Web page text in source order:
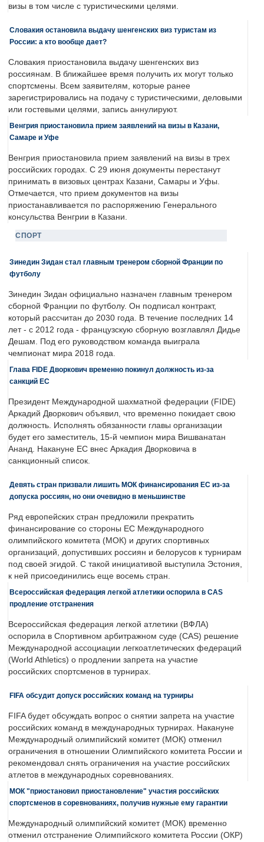
визы в том числе с туристическими целями.
Словакия остановила выдачу шенгенских виз туристам из
России: а кто вообще дает?
Словакия приостановила выдачу шенгенских виз
россиянам. В ближайшее время получить их могут только
спортсмены. Всем заявителям, которые ранее
зарегистрировались на подачу с туристическими, деловыми
или гостевыми целями, запись аннулируют.
Венгрия приостановила прием заявлений на визы в Казани,
Самаре и Уфе
Венгрия приостановила прием заявлений на визы в трех
российских городах. С 29 июня документы перестанут
принимать в визовых центрах Казани, Самары и Уфы.
Отмечается, что прием документов на визы
приостанавливается по распоряжению Генерального
консульства Венгрии в Казани.
СПОРТ
Зинедин Зидан стал главным тренером сборной Франции по
футболу
Зинедин Зидан официально назначен главным тренером
сборной Франции по футболу. Он подписал контракт,
который рассчитан до 2030 года. В течение последних 14
лет - с 2012 года - французскую сборную возглавлял Дидье
Дешам. Под его руководством команда выиграла
чемпионат мира 2018 года.
Глава FIDE Дворкович временно покинул должность из-за
санкций ЕС
Президент Международной шахматной федерации (FIDE)
Аркадий Дворкович объявил, что временно покидает свою
должность. Исполнять обязанности главы организации
будет его заместитель, 15-й чемпион мира Вишванатан
Ананд. Накануне ЕС внес Аркадия Дворковича в
санкционный список.
Девять стран призвали лишить МОК финансирования ЕС из-за
допуска россиян, но они очевидно в меньшинстве
Ряд европейских стран предложили прекратить
финансирование со стороны ЕС Международного
олимпийского комитета (МОК) и других спортивных
организаций, допустивших россиян и белорусов к турнирам
под своей эгидой. С такой инициативой выступила Эстония,
к ней присоединились еще восемь стран.
Всероссийская федерация легкой атлетики оспорила в CAS
продление отстранения
Всероссийская федерация легкой атлетики (ВФЛА)
оспорила в Спортивном арбитражном суде (CAS) решение
Международной ассоциации легкоатлетических федераций
(World Athletics) о продлении запрета на участие
российских спортсменов в турнирах.
FIFA обсудит допуск российских команд на турниры
FIFA будет обсуждать вопрос о снятии запрета на участие
российских команд в международных турнирах. Накануне
Международный олимпийский комитет (МОК) отменил
ограничения в отношении Олимпийского комитета России и
рекомендовал снять ограничения на участие российских
атлетов в международных соревнованиях.
МОК "приостановил приостановление" участия российских
спортсменов в соревнованиях, получив нужные ему гарантии
Международный олимпийский комитет (МОК) временно
отменил отстранение Олимпийского комитета России (ОКР)